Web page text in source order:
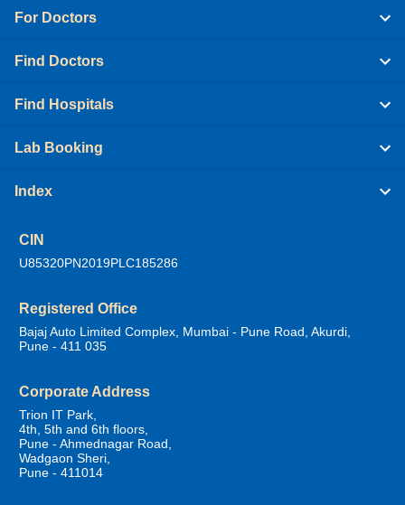
For Doctors
Find Doctors
Find Hospitals
Lab Booking
Index
CIN
U85320PN2019PLC185286
Registered Office
Bajaj Auto Limited Complex, Mumbai - Pune Road, Akurdi,
Pune - 411 035
Corporate Address
Trion IT Park,
4th, 5th and 6th floors,
Pune - Ahmednagar Road,
Wadgaon Sheri,
Pune - 411014